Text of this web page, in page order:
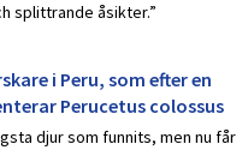
splittrande åsikter.”
i Peru, som efter en
Perucetus colossus
djur som funnits, men nu får